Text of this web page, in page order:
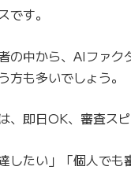
です。
の中から、AIファ
方も多いでしょう。
、即日OK、審査ス
したい」「個人で